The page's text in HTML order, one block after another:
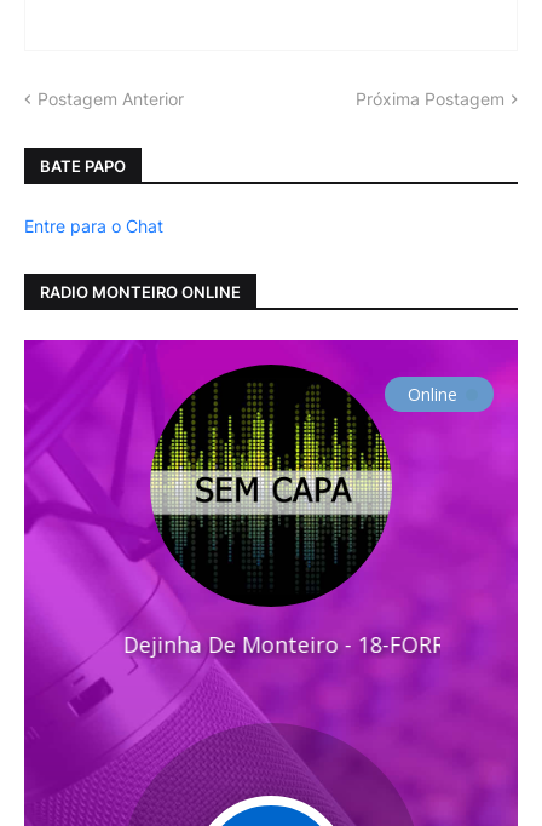
Postagem Anterior Próxima Postagem
BATE PAPO
Entre para o Chat
RADIO MONTEIRO ONLINE